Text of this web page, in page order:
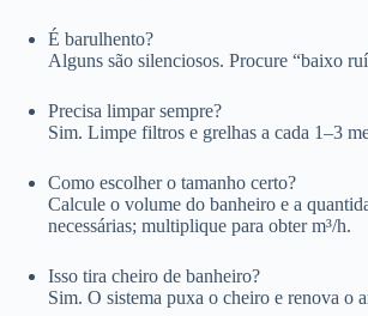
É barulhento?
Alguns são silenciosos. Procure “baixo
Precisa limpar sempre?
Sim. Limpe filtros e grelhas a cada 1–3
Como escolher o tamanho certo?
Calcule o volume do banheiro e a
necessárias; multiplique para obter m³/h.
Isso tira cheiro de banheiro?
Sim. O sistema puxa o cheiro e renova o